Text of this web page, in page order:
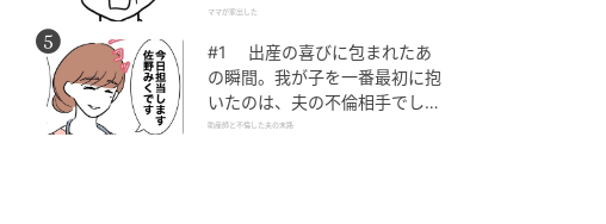
ママが家出した
#1 出産の喜びに包まれたあ
の瞬間。我が子を一番最初に抱
いたのは、夫の不倫相手でし
た。
助産師と不倫した夫の末路